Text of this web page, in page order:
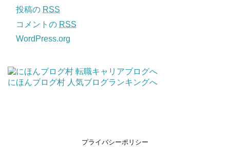
投稿の RSS
コメントの RSS
WordPress.org
にほんブログ村 人気ブログランキングへ
プライバシーポリシー